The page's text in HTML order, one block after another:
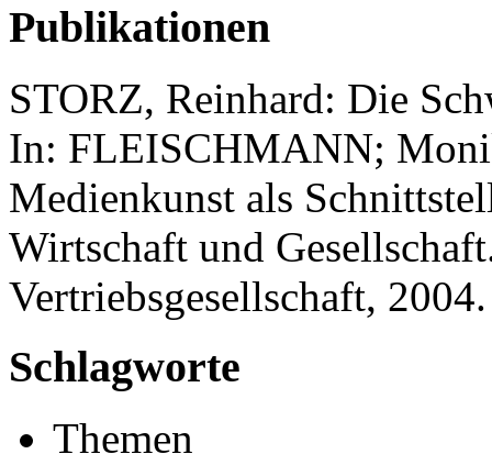
Publikationen
STORZ, Reinhard: Die
In: FLEISCHMANN;
Medienkunst als
Wirtschaft und
Vertriebsgesellschaft, 2004.
Schlagworte
Themen